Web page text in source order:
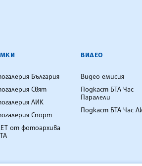
България
Свят
ЛИК
Спорт
от фотоархива
ВИДЕО
Видео емисия
Подкаст БТА Час
Паралели
Подкаст БТА Час